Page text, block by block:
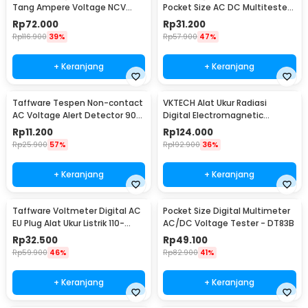
Rincian yang Anda dapatkan untuk pembelian produk ini:
1 x ANENG Digital Multimeter Portable NCV AC DC Ohm Meter
1999 Count 600V - M113
1 x Pasang Kabel Tester
1 x Panduan Penggunaan
Tang Ampere Voltage NCV
Tester Clamp - DT266
Rp72.000
Rp116.900 39%
+ Keranjang
Pocket Size AC DC Multitester
Portable - DT830B
Rp31.200
Rp57.900 47%
+ Keranjang
Taffware Tespen Non-contact
AC Voltage Alert Detector 90-
1000V - VD02
Rp11.200
Rp25.900 57%
+ Keranjang
VKTECH Alat Ukur Radiasi
Digital Electromagnetic
Radiation Detector - DT-1130
Rp124.000
Rp192.900 36%
+ Keranjang
Taffware Voltmeter Digital AC
EU Plug Alat Ukur Listrik 110-
300V - DM55-1
Rp32.500
Rp59.900 46%
+ Keranjang
Pocket Size Digital Multimeter
AC/DC Voltage Tester - DT83B
Rp49.100
Rp82.900 41%
+ Keranjang